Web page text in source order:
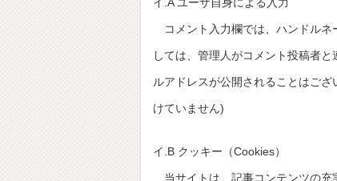
コメント入力欄では、ハンドルネ
しては、管理人がコメント投稿者
ルアドレスが公開されることはご
けていません)
イ.B クッキー（Cookies）
当サイトは、記事コンテンツの充